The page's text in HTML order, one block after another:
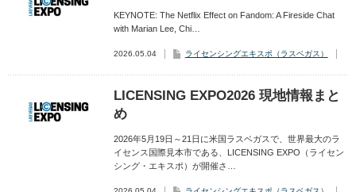
KEYNOTE: The Netflix Effect on Fandom: A Fireside Chat
with Marian Lee, Chi…
2026.05.04 ライセンシングエキスポ（ラスベガス）
LICENSING EXPO2026 現地情報まと
め
2026年5月19日～21日に米国ラスベガスで、世界最大のラ
イセンス国際見本市である、LICENSING EXPO（ライセン
シング・エキスポ）が開催さ…